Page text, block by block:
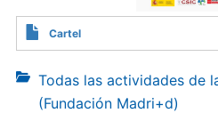
Cartel
Todas las actividades de
(Fundación Madri+d)